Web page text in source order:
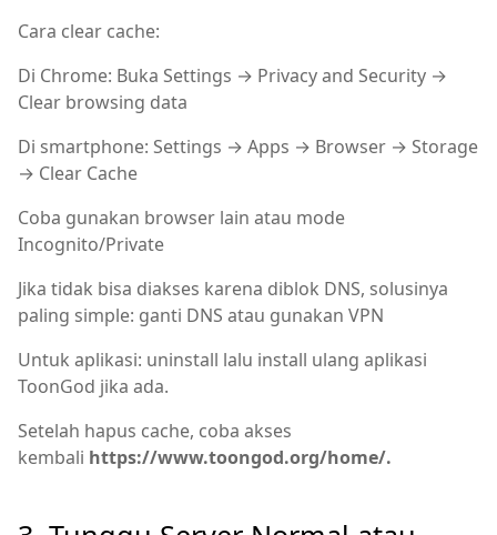
Cara clear cache:
Di Chrome: Buka Settings → Privacy and Security →
Clear browsing data
Di smartphone: Settings → Apps → Browser → Storage
→ Clear Cache
Coba gunakan browser lain atau mode
Incognito/Private
Jika tidak bisa diakses karena diblok DNS, solusinya
paling simple: ganti DNS atau gunakan VPN
Untuk aplikasi: uninstall lalu install ulang aplikasi
ToonGod jika ada.
Setelah hapus cache, coba akses
kembali https://www.toongod.org/home/.